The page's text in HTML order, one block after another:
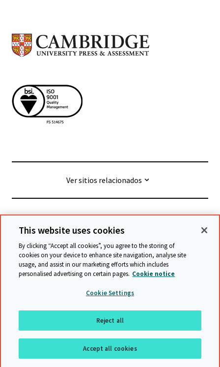
Ver sitios relacionados
© Cambridge University Press & Assessment
Términos y condiciones
Protección de datos
Declaración de accesibilidad
Declaración sobre la esclavitud moderna
Política de protección y salvaguarda
Mapa del sitio
Regresar a arriba
This website uses cookies
By clicking “Accept all cookies”, you agree to the storing of
cookies on your device to enhance site navigation, analyse site
usage, and assist in our marketing efforts which includes
personalised advertising on certain pages. Cookie notice
Cookie Settings
Reject all
Accept all cookies